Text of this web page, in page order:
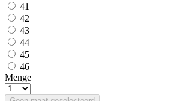
41
42
43
44
45
46
Menge